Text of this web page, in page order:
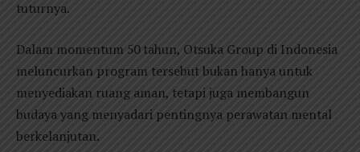
tuturnya.
Dalam momentum 50 tahun, Otsuka Group di Indonesia
meluncurkan program tersebut bukan hanya untuk
menyediakan ruang aman, tetapi juga membangun
budaya yang menyadari pentingnya perawatan mental
berkelanjutan.